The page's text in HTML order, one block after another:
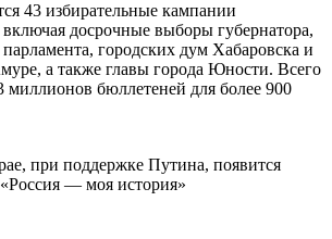
43 избирательные кампании
досрочные выборы губернатора,
парламента, городских дум Хабаровска и
а также главы города Юности. Всего
миллионов бюллетеней для более 900